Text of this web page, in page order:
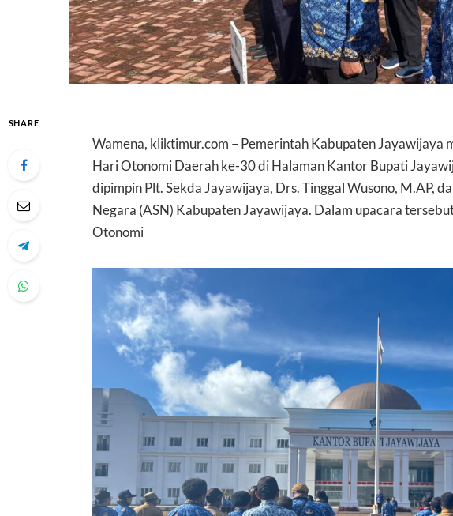
SHARE
Wamena, kliktimur.com – Pemerintah Kabupaten Jayawijaya
Hari Otonomi Daerah ke-30 di Halaman Kantor Bupati
dipimpin Plt. Sekda Jayawijaya, Drs. Tinggal Wusono, M.AP,
Negara (ASN) Kabupaten Jayawijaya. Dalam upacara
Otonomi